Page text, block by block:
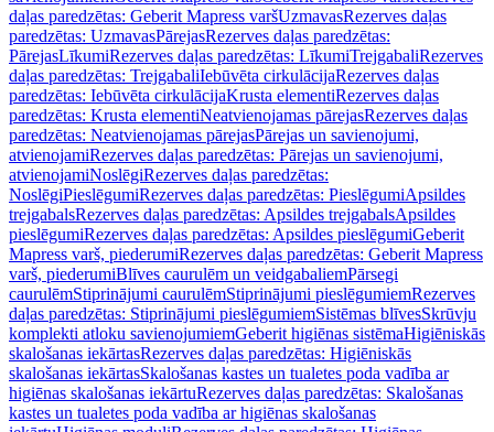
daļas paredzētas: Geberit Mapress varšUzmavasRezerves daļas
paredzētas: UzmavasPārejasRezerves daļas paredzētas:
PārejasLīkumiRezerves daļas paredzētas: LīkumiTrejgabaliRezerves
daļas paredzētas: TrejgabaliIebūvēta cirkulācijaRezerves daļas
paredzētas: Iebūvēta cirkulācijaKrusta elementiRezerves daļas
paredzētas: Krusta elementiNeatvienojamas pārejasRezerves daļas
paredzētas: Neatvienojamas pārejasPārejas un savienojumi,
atvienojamiRezerves daļas paredzētas: Pārejas un savienojumi,
atvienojamiNoslēgiRezerves daļas paredzētas:
NoslēgiPieslēgumiRezerves daļas paredzētas: PieslēgumiApsildes
trejgabalsRezerves daļas paredzētas: Apsildes trejgabalsApsildes
pieslēgumiRezerves daļas paredzētas: Apsildes pieslēgumiGeberit
Mapress varš, piederumiRezerves daļas paredzētas: Geberit Mapress
varš, piederumiBlīves caurulēm un veidgabaliemPārsegi
caurulēmStiprinājumi caurulēmStiprinājumi pieslēgumiemRezerves
daļas paredzētas: Stiprinājumi pieslēgumiemSistēmas blīvesSkrūvju
komplekti atloku savienojumiemGeberit higiēnas sistēmaHigiēniskās
skalošanas iekārtasRezerves daļas paredzētas: Higiēniskās
skalošanas iekārtasSkalošanas kastes un tualetes poda vadība ar
higiēnas skalošanas iekārtuRezerves daļas paredzētas: Skalošanas
kastes un tualetes poda vadība ar higiēnas skalošanas